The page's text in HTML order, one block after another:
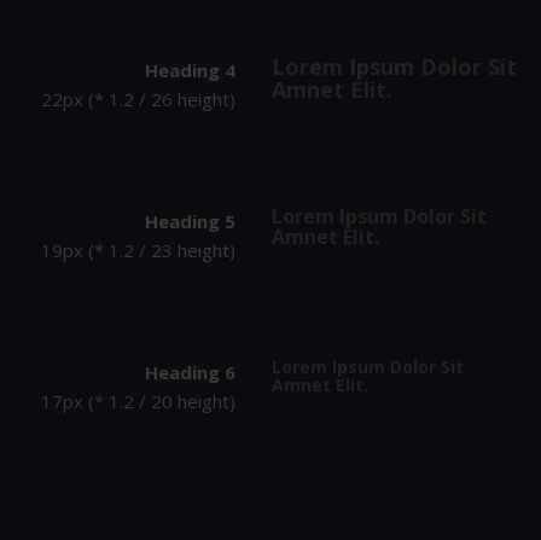
Heading 4
22px (* 1.2 / 26 height)
Lorem Ipsum Dolor Sit
Amnet Elit.
Heading 5
19px (* 1.2 / 23 height)
Lorem Ipsum Dolor Sit
Amnet Elit.
Heading 6
17px (* 1.2 / 20 height)
Lorem Ipsum Dolor Sit
Amnet Elit.